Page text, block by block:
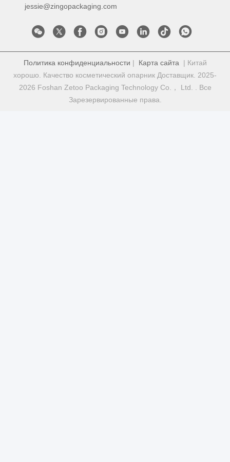
jessie@zingopackaging.com
Политика конфиденциальности | Карта сайта | Китай
хорошо. Качество косметический опарник Доставщик. 2025-
2026 Foshan Zetoo Packaging Technology Co.， Ltd. . Все
Зарезервированные права.